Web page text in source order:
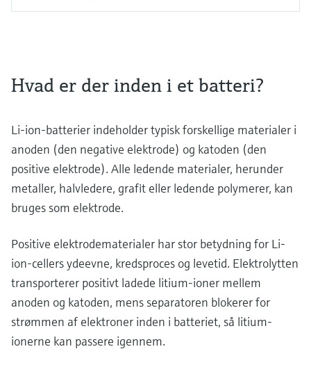
Hvad er der inden i et batteri?
Li-ion-batterier indeholder typisk forskellige materialer i
anoden (den negative elektrode) og katoden (den
positive elektrode). Alle ledende materialer, herunder
metaller, halvledere, grafit eller ledende polymerer, kan
bruges som elektrode.
Positive elektrodematerialer har stor betydning for Li-
ion-cellers ydeevne, kredsproces og levetid. Elektrolytten
transporterer positivt ladede litium-ioner mellem
anoden og katoden, mens separatoren blokerer for
strømmen af elektroner inden i batteriet, så litium-
ionerne kan passere igennem.